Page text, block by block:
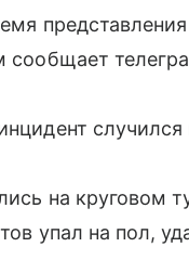
случился
на круговом
упал на пол,